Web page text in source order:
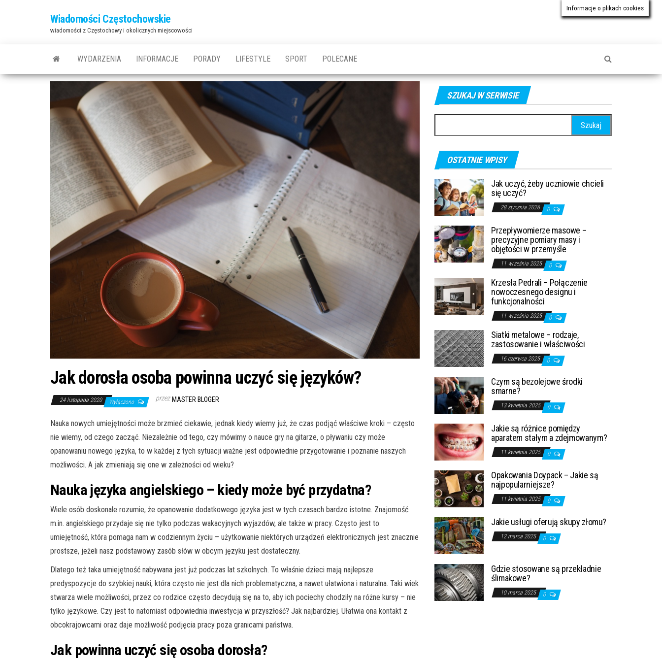
Wiadomości Częstochowskie
wiadomości z Częstochowy i okolicznych miejscowości
WYDARZENIA INFORMACJE PORADY LIFESTYLE SPORT POLECANE
Jak dorosła osoba powinna uczyć się języków?
24 listopada 2020 Wyłączono przez MASTER BLOGER
Nauka nowych umiejętności może brzmieć ciekawie, jednak kiedy wiemy już, że czas podjąć właściwe kroki – często
nie wiemy, od czego zacząć. Niezależnie od tego, czy mówimy o nauce gry na gitarze, o pływaniu czy może
opanowaniu nowego języka, to w każdej z tych sytuacji ważne jest odpowiednie przygotowanie i poznanie naszych
możliwości. A jak zmieniają się one w zależności od wieku?
Nauka języka angielskiego – kiedy może być przydatna?
Wiele osób doskonale rozumie, że opanowanie dodatkowego języka jest w tych czasach bardzo istotne. Znajomość
m.in. angielskiego przydaje się nie tylko podczas wakacyjnych wyjazdów, ale także w pracy. Często jest to
umiejętność, która pomaga nam w codziennym życiu – użytkowanie niektórych urządzeń elektronicznych jest znacznie
prostsze, jeżeli nasz podstawowy zasób słów w obcym języku jest dostateczny.
Dlatego też taka umiejętność nabywana jest już podczas lat szkolnych. To właśnie dzieci mają najlepsze
predyspozycje do szybkiej nauki, która często nie jest dla nich problematyczna, a nawet ułatwiona i naturalna. Taki wiek
stwarza wiele możliwości, przez co rodzice często decydują się na to, aby ich pociechy chodziły na różne kursy – nie
tylko językowe. Czy jest to natomiast odpowiednia inwestycja w przyszłość? Jak najbardziej. Ułatwia ona kontakt z
obcokrajowcami oraz daje możliwość podjęcia pracy poza granicami państwa.
Jak powinna uczyć się osoba dorosła?
SZUKAJ W SERWISIE
OSTATNIE WPISY
Jak uczyć, żeby uczniowie chcieli
się uczyć?
28 stycznia 2026 0
Przepływomierze masowe –
precyzyjne pomiary masy i
objętości w przemyśle
11 września 2025 0
Krzesła Pedrali – Połączenie
nowoczesnego designu i
funkcjonalności
11 września 2025 0
Siatki metalowe – rodzaje,
zastosowanie i właściwości
16 czerwca 2025 0
Czym są bezolejowe środki
smarne?
13 kwietnia 2025 0
Jakie są różnice pomiędzy
aparatem stałym a zdejmowanym?
11 kwietnia 2025 0
Opakowania Doypack – Jakie są
najpopularniejsze?
11 kwietnia 2025 0
Jakie usługi oferują skupy złomu?
12 marca 2025 0
Gdzie stosowane są przekładnie
ślimakowe?
10 marca 2025 0
Informacje o plikach cookies